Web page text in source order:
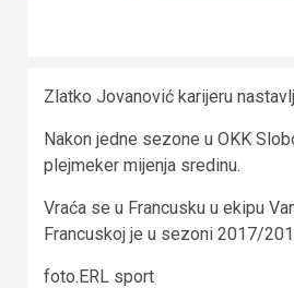
Zlatko Jovanović karijeru
Nakon jedne sezone u OKK
plejmeker mijenja sredinu.
Vraća se u Francusku u ekipu
Francuskoj je u sezoni 2017/
foto.ERL sport